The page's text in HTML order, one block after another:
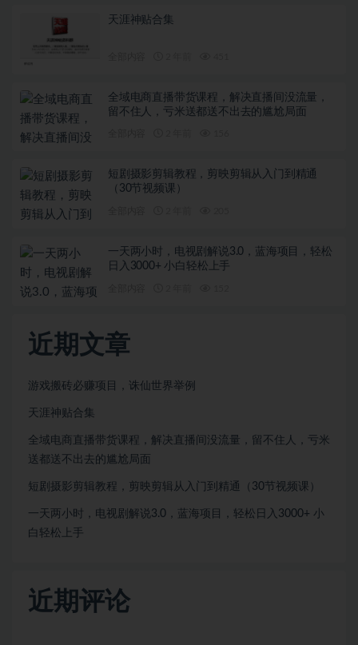
天涯神贴合集
全域电商直播带货课程，解决直播间没流量，
留不住人，亏米送都送不出去的尴尬局面
短剧摄影剪辑教程，剪映剪辑从入门到精通
（30节视频课）
一天两小时，电视剧解说3.0，蓝海项目，轻松
日入3000+ 小白轻松上手
近期文章
游戏搬砖必赚项目，诛仙世界举例
天涯神贴合集
全域电商直播带货课程，解决直播间没流量，留不住人，亏米
送都送不出去的尴尬局面
短剧摄影剪辑教程，剪映剪辑从入门到精通（30节视频课）
一天两小时，电视剧解说3.0，蓝海项目，轻松日入3000+ 小
白轻松上手
近期评论